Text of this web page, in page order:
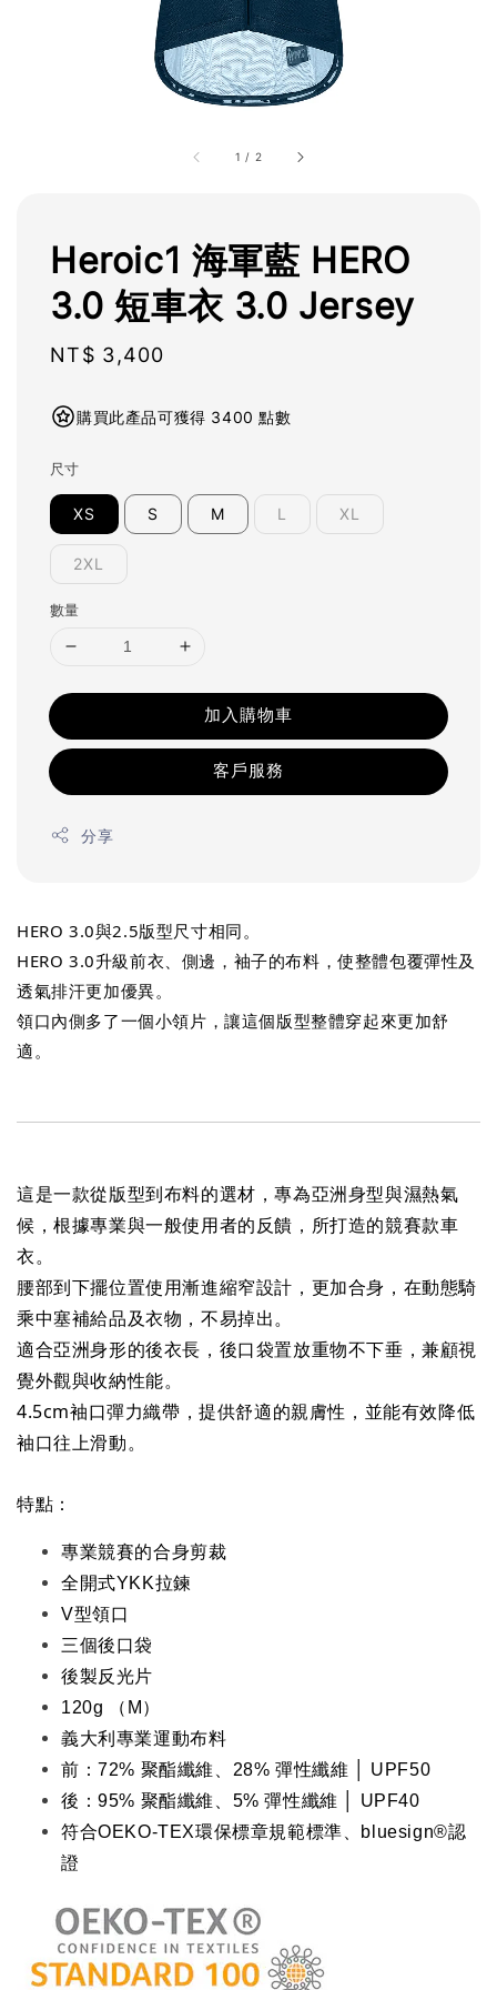
1 / 2
Heroic1 海軍藍 HERO
3.0 短車衣 3.0 Jersey
Regular
NT$ 3,400
購買此產品可獲得 3400 點數
尺寸
XS S M L XL
2XL
數量
加入購物車
客戶服務
分享
HERO 3.0與2.5版型尺寸相同。
HERO 3.0升級前衣、側邊，袖子的布料，使整體包覆彈性及
透氣排汗更加優異。
領口內側多了一個小領片，讓這個版型整體穿起來更加舒
適。
這是一款從版型到布料的選材，專為亞洲身型與濕熱氣
候，根據專業與一般使用者的反饋，所打造的競賽款車
衣。
腰部到下擺位置使用漸進縮窄設計，更加合身，在動態騎
乘中塞補給品及衣物，不易掉出。
適合亞洲身形的後衣長，後口袋置放重物不下垂，兼顧視
覺外觀與收納性能。
4.5cm袖口彈力織帶，提供舒適的親膚性，並能有效降低
袖口往上滑動。
特點：
專業競賽的合身剪裁
全開式YKK拉鍊
V型領口
三個後口袋
後製反光片
120g （M）
義大利專業運動布料
前：72% 聚酯纖維、28% 彈性纖維
│ UPF50
後：95% 聚酯纖維、5% 彈性纖維 │ UPF40
符合OEKO-TEX環保標章規範標準、bluesign®認
證